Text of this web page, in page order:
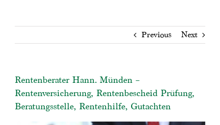
Previous Next
Rentenberater Hann. Münden –
Rentenversicherung, Rentenbescheid Prüfung,
Beratungsstelle, Rentenhilfe, Gutachten